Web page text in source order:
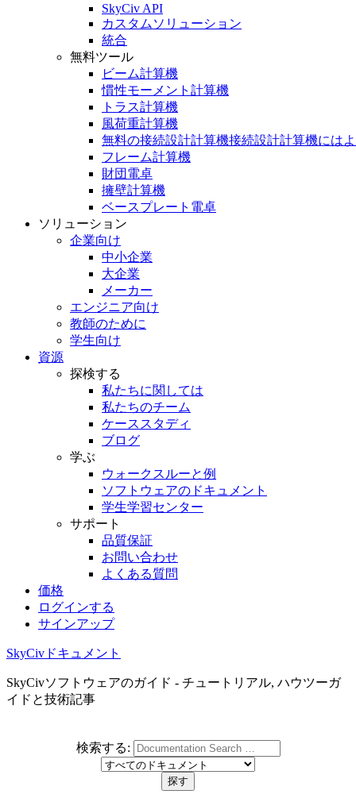
SkyCiv API
カスタムソリューション
統合
無料ツール
ビーム計算機
慣性モーメント計算機
トラス計算機
風荷重計算機
無料の接続設計計算機接続設計計算機には
フレーム計算機
財団電卓
擁壁計算機
ベースプレート電卓
ソリューション
企業向け
中小企業
大企業
メーカー
エンジニア向け
教師のために
学生向け
資源
探検する
私たちに関しては
私たちのチーム
ケーススタディ
ブログ
学ぶ
ウォークスルーと例
ソフトウェアのドキュメント
学生学習センター
サポート
品質保証
お問い合わせ
よくある質問
価格
ログインする
サインアップ
SkyCivドキュメント
SkyCivソフトウェアのガイド - チュートリアル, ハウツーガ
イドと技術記事
検索する: